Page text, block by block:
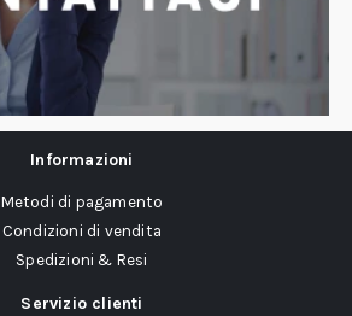
Informazioni
Metodi di pagamento
Condizioni di vendita
Spedizioni & Resi
Servizio clienti